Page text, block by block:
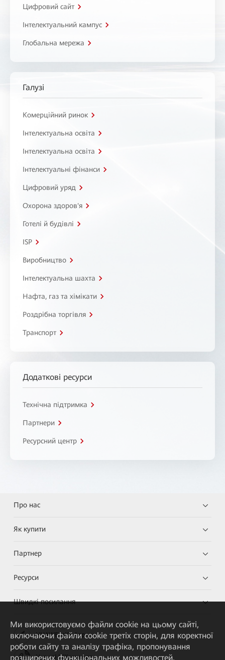
Цифровий сайт
Інтелектуальний кампус
Глобальна мережа
Галузі
Комерційний ринок
Інтелектуальна освіта
Інтелектуальна освіта
Інтелектуальні фінанси
Цифровий уряд
Охорона здоров'я
Готелі й будівлі
ISP
Виробництво
Інтелектуальна шахта
Нафта, газ та хімікати
Роздрібна торгівля
Транспорт
Додаткові ресурси
Технічна підтримка
Партнери
Ресурсний центр
Про нас
Як купити
Партнер
Ресурси
Швидкі посилання
HUAWEI eKit App
Huawei HiKnow App
Ми використовуємо файли cookie на цьому сайті,
включаючи файли cookie третіх сторін, для коректної
роботи сайту та аналізу трафіка, пропонування
розширених функціональних можливостей,